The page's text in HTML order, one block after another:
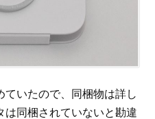
いたので、同梱物は詳し
は同梱されていないと勘違